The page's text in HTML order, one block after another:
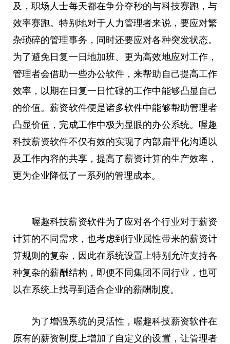
及，职场人士每天都在争分夺秒的与科技赛跑，与
效率赛跑。特别地对于人力管理者来说，要应对繁
杂琐碎的管理事务，同时还要应对各种突发状态。
为了避免日复一日地加班、更为高效地应对工作，
管理者会借助一些办公软件，来帮助自己提高工作
效率，以期在日复一日忙碌的工作中能够凸显自己
的价值。薪资软件便是诸多软件中能够帮助管理者
凸显价值，完成工作中极为显眼的办公系统。喔趣
科技薪资软件不仅有效的实现了内部扁平化沟通以
及工作内容的共享，提高了薪资计算的生产效率，
更为企业降低了一系列的管理成本。
喔趣科技薪资软件为了应对各个行业对于薪资
计算的不同需求，也考虑到行业属性带来的薪资计
算规则的复杂，因此在系统设置上特别允许支持各
种复杂的薪酬结构，即便不同集团不同行业，也可
以在系统上找寻到适合企业的薪酬制度。
为了增强系统的灵活性 ，喔趣科技薪资软件在
原有的薪资制度上增加了自定义的设置，让管理者